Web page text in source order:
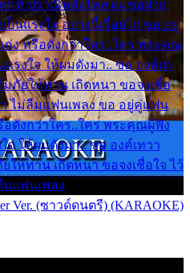
กที่ ปราณีหลั่งไหล ผมขอฝาก
ป็นแรงใจ อย่างนี้เรื่อยไป ขอ อยู่
ก่ง หรือดังกว่าใคร..ใคร พระคุณ
รงใจ ให้ผมดังมา.. ขอ องค์เท
ภัยให้ท่าน เถิดหนา ขอจงเชื่อ
า ไม่ลืมแฟนเพลง ขอ อยู่คู่แฟน
อดังกว่าใคร..ใคร พระคุณผู้ฟัง
จ ให้ผมดังมา.. ขอ องค์เทวา
ห้ท่าน เถิดหนา ขอจงเชื่อใจ ไว้
มแฟนเพลง
Ver. (ซาวด์ดนตรี) (KARAOKE)